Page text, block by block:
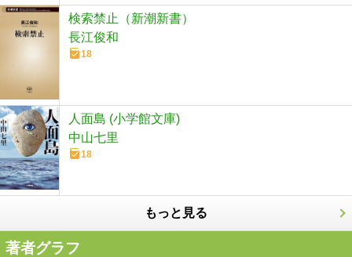
検索禁止（新潮新書）
長江俊和
18
人面島 (小学館文庫)
中山七里
18
もっと見る
著者グラフ